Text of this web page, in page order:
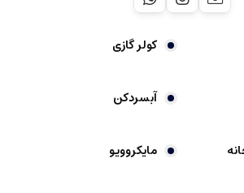
کولر گازی
آبسردکن
مایکروویو